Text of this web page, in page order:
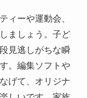
ィーや運動会、
ましょう。子ど
見逃しがちな瞬
。編集ソフトや
げて、オリジナ